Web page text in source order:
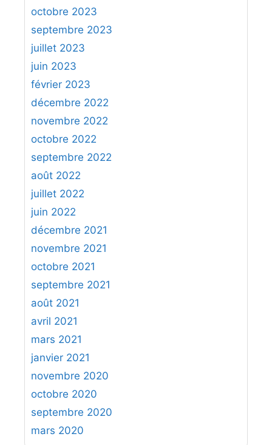
octobre 2023
septembre 2023
juillet 2023
juin 2023
février 2023
décembre 2022
novembre 2022
octobre 2022
septembre 2022
août 2022
juillet 2022
juin 2022
décembre 2021
novembre 2021
octobre 2021
septembre 2021
août 2021
avril 2021
mars 2021
janvier 2021
novembre 2020
octobre 2020
septembre 2020
mars 2020